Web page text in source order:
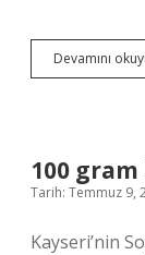
Devamını
100
Tarih: Temmuz 9,
Kayseri’nin